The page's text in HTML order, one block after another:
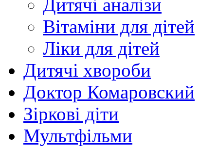
Дитячі аналізи
Вітаміни для дітей
Ліки для дітей
Дитячі хвороби
Доктор Комаровский
Зіркові діти
Мультфільми